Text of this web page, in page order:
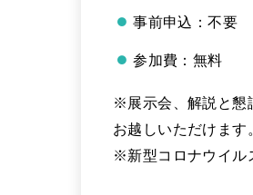
事前申込：不要
参加費：無料
※展示会、解説と懇
お越しいただけます
※新型コロナウイル